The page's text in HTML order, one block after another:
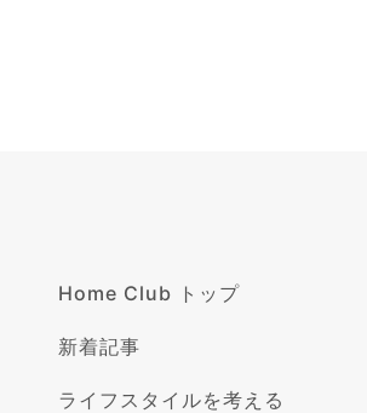
Home Club トップ
新着記事
ライフスタイルを考える